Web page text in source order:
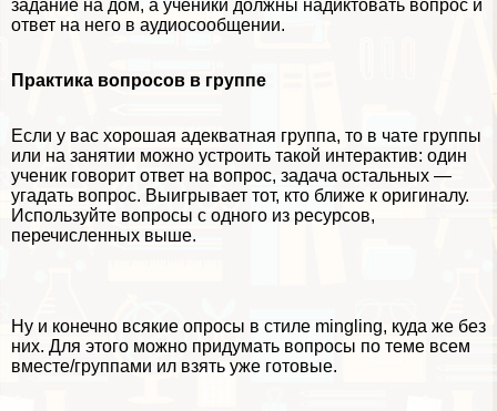
задание на дом, а ученики должны надиктовать вопрос и
ответ на него в аудиосообщении.
Пpaктика вопросов в группе
Если у вас хорошая адекватная группа, то в чате группы
или на занятии можно устроить такой интеpaктив: один
ученик говорит ответ на вопрос, задача остальных —
угадать вопрос. Выигрывает тот, кто ближе к оригиналу.
Используйте вопросы с одного из ресурсов,
перечисленных выше.
Ну и конечно всякие опросы в стиле mingling, куда же без
них. Для этого можно придумать вопросы по теме всем
вместе/группами ил взять уже готовые.